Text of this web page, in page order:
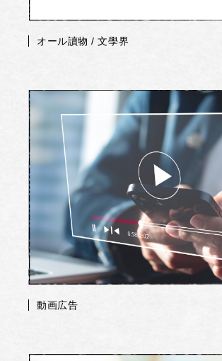
オール讀物 / 文學界
動画広告